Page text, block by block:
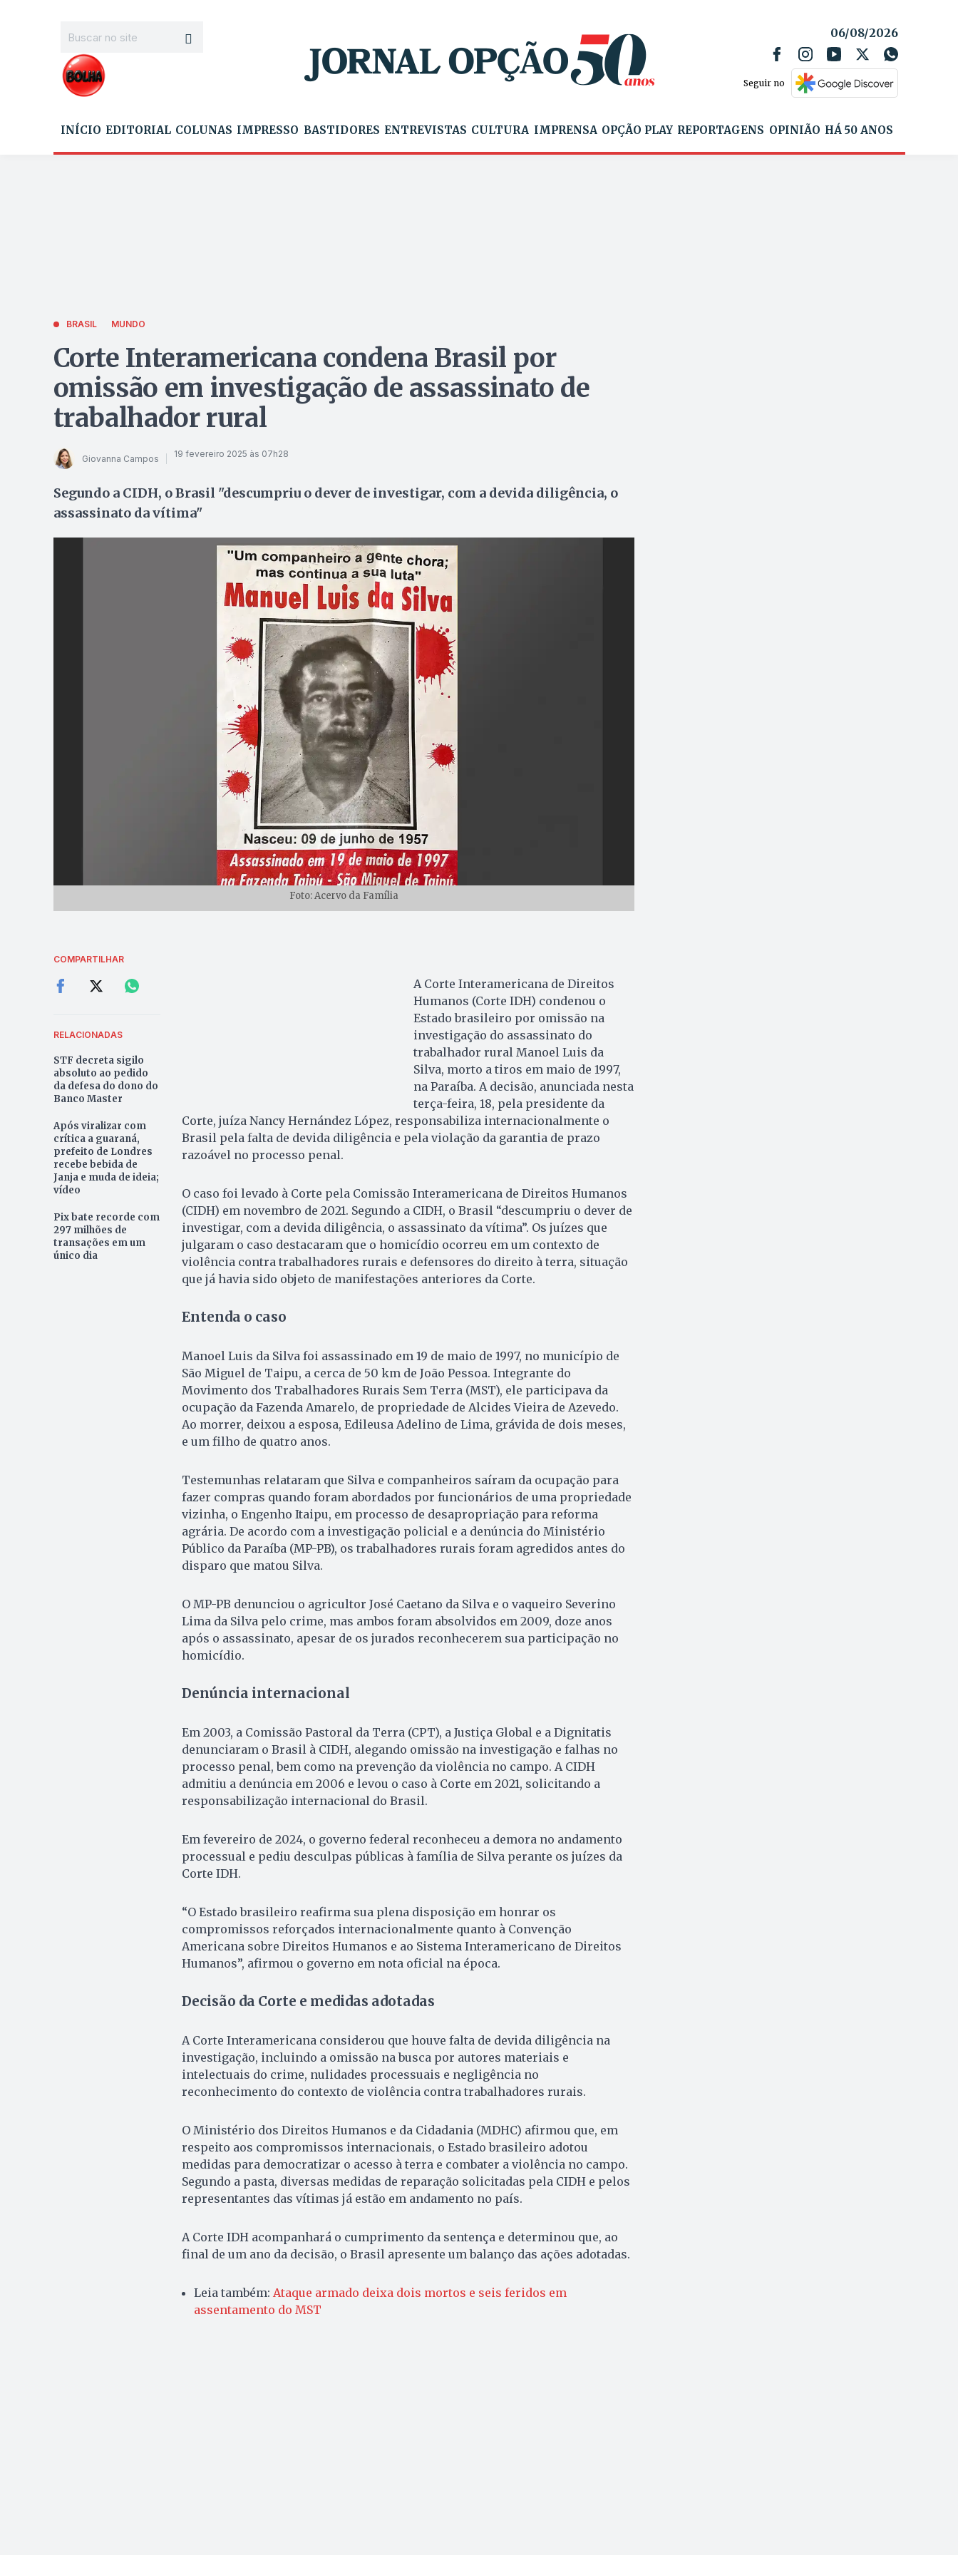
06/08/2026
Seguir no
INÍCIO EDITORIAL COLUNAS IMPRESSO BASTIDORES ENTREVISTAS CULTURA IMPRENSA OPÇÃO PLAY REPORTAGENS OPINIÃO HÁ 50 ANOS
BRASIL MUNDO
Corte Interamericana condena Brasil por
omissão em investigação de assassinato de
trabalhador rural
Giovanna Campos 19 fevereiro 2025 às 07h28
Segundo a CIDH, o Brasil "descumpriu o dever de investigar, com a devida diligência, o
assassinato da vítima"
Foto: Acervo da Família
COMPARTILHAR
RELACIONADAS
STF decreta sigilo
absoluto ao pedido
da defesa do dono do
Banco Master
Após viralizar com
crítica a guaraná,
prefeito de Londres
recebe bebida de
Janja e muda de ideia;
vídeo
Pix bate recorde com
297 milhões de
transações em um
único dia
A Corte Interamericana de Direitos
Humanos (Corte IDH) condenou o
Estado brasileiro por omissão na
investigação do assassinato do
trabalhador rural Manoel Luis da
Silva, morto a tiros em maio de 1997,
na Paraíba. A decisão, anunciada nesta
terça-feira, 18, pela presidente da
Corte, juíza Nancy Hernández López, responsabiliza internacionalmente o
Brasil pela falta de devida diligência e pela violação da garantia de prazo
razoável no processo penal.
O caso foi levado à Corte pela Comissão Interamericana de Direitos Humanos
(CIDH) em novembro de 2021. Segundo a CIDH, o Brasil “descumpriu o dever de
investigar, com a devida diligência, o assassinato da vítima”. Os juízes que
julgaram o caso destacaram que o homicídio ocorreu em um contexto de
violência contra trabalhadores rurais e defensores do direito à terra, situação
que já havia sido objeto de manifestações anteriores da Corte.
Entenda o caso
Manoel Luis da Silva foi assassinado em 19 de maio de 1997, no município de
São Miguel de Taipu, a cerca de 50 km de João Pessoa. Integrante do
Movimento dos Trabalhadores Rurais Sem Terra (MST), ele participava da
ocupação da Fazenda Amarelo, de propriedade de Alcides Vieira de Azevedo.
Ao morrer, deixou a esposa, Edileusa Adelino de Lima, grávida de dois meses,
e um filho de quatro anos.
Testemunhas relataram que Silva e companheiros saíram da ocupação para
fazer compras quando foram abordados por funcionários de uma propriedade
vizinha, o Engenho Itaipu, em processo de desapropriação para reforma
agrária. De acordo com a investigação policial e a denúncia do Ministério
Público da Paraíba (MP-PB), os trabalhadores rurais foram agredidos antes do
disparo que matou Silva.
O MP-PB denunciou o agricultor José Caetano da Silva e o vaqueiro Severino
Lima da Silva pelo crime, mas ambos foram absolvidos em 2009, doze anos
após o assassinato, apesar de os jurados reconhecerem sua participação no
homicídio.
Denúncia internacional
Em 2003, a Comissão Pastoral da Terra (CPT), a Justiça Global e a Dignitatis
denunciaram o Brasil à CIDH, alegando omissão na investigação e falhas no
processo penal, bem como na prevenção da violência no campo. A CIDH
admitiu a denúncia em 2006 e levou o caso à Corte em 2021, solicitando a
responsabilização internacional do Brasil.
Em fevereiro de 2024, o governo federal reconheceu a demora no andamento
processual e pediu desculpas públicas à família de Silva perante os juízes da
Corte IDH.
“O Estado brasileiro reafirma sua plena disposição em honrar os
compromissos reforçados internacionalmente quanto à Convenção
Americana sobre Direitos Humanos e ao Sistema Interamericano de Direitos
Humanos”, afirmou o governo em nota oficial na época.
Decisão da Corte e medidas adotadas
A Corte Interamericana considerou que houve falta de devida diligência na
investigação, incluindo a omissão na busca por autores materiais e
intelectuais do crime, nulidades processuais e negligência no
reconhecimento do contexto de violência contra trabalhadores rurais.
O Ministério dos Direitos Humanos e da Cidadania (MDHC) afirmou que, em
respeito aos compromissos internacionais, o Estado brasileiro adotou
medidas para democratizar o acesso à terra e combater a violência no campo.
Segundo a pasta, diversas medidas de reparação solicitadas pela CIDH e pelos
representantes das vítimas já estão em andamento no país.
A Corte IDH acompanhará o cumprimento da sentença e determinou que, ao
final de um ano da decisão, o Brasil apresente um balanço das ações adotadas.
Leia também: Ataque armado deixa dois mortos e seis feridos em
assentamento do MST